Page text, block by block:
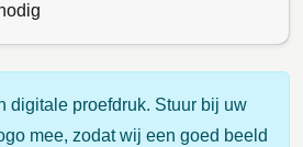
digitale proefdruk. Stuur bij uw
mee, zodat wij een goed beeld